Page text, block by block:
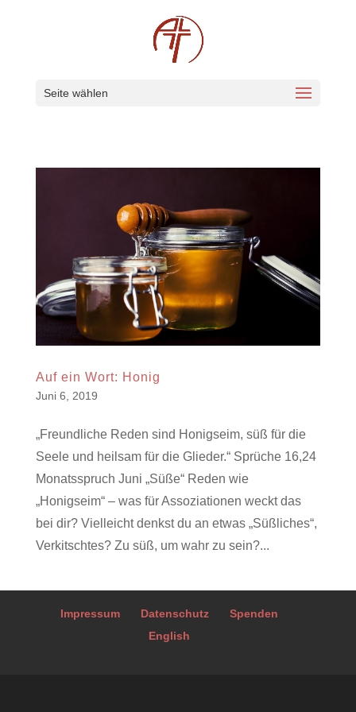
Seite wählen
Auf ein Wort: Honig
Juni 6, 2019
„Freundliche Reden sind Honigseim, süß für die
Seele und heilsam für die Glieder.“ Sprüche 16,24
Monatsspruch Juni „Süße“ Reden wie
„Honigseim“ – was für Assoziationen weckt das
bei dir? Vielleicht denkst du an etwas „Süßliches“,
Verkitschtes? Zu süß, um wahr zu sein?...
Impressum Datenschutz
Spenden
English